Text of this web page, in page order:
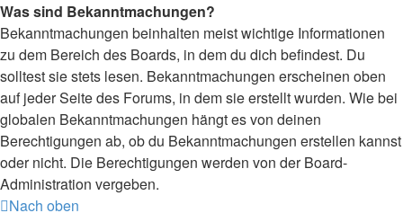
Was sind Bekanntmachungen?
Bekanntmachungen beinhalten meist wichtige Informationen
zu dem Bereich des Boards, in dem du dich befindest. Du
solltest sie stets lesen. Bekanntmachungen erscheinen oben
auf jeder Seite des Forums, in dem sie erstellt wurden. Wie bei
globalen Bekanntmachungen hängt es von deinen
Berechtigungen ab, ob du Bekanntmachungen erstellen kannst
oder nicht. Die Berechtigungen werden von der Board-
Administration vergeben.
Nach oben